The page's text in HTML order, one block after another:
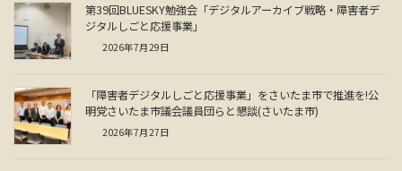
第39回BLUESKY勉強会「デジタルアーカイブ戦略・障害者デ
ジタルしごと応援事業」
2026年7月29日
「障害者デジタルしごと応援事業」をさいたま市で推進を!公
明党さいたま市議会議員団らと懇談(さいたま市)
2026年7月27日